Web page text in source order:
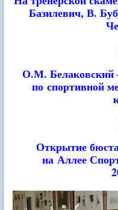
Базилевич, В.
О.М. Белаковский
по спортивной
Открытие
на Аллее